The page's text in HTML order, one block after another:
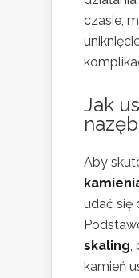
czasie,
Jak
Aby
udać się
skaling,
kamień